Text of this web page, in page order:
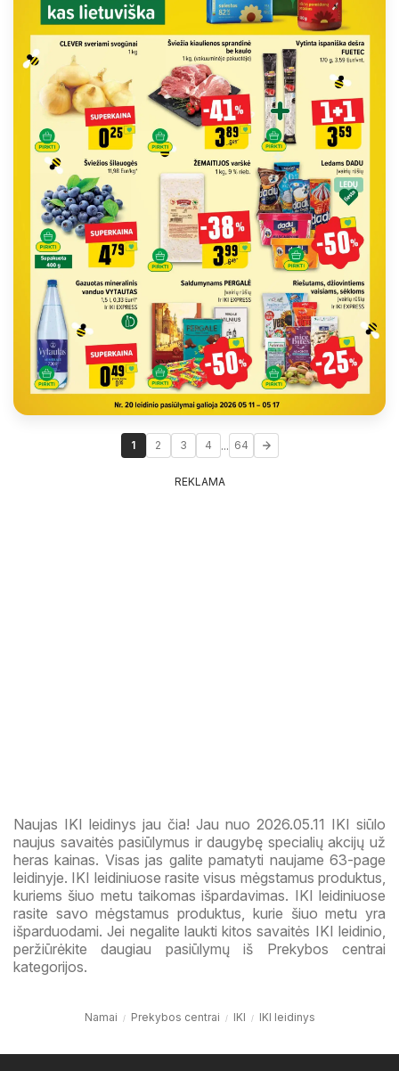
1 2 3 4 ... 64
REKLAMA
Naujas IKI leidinys jau čia! Jau nuo 2026.05.11 IKI siūlo
naujus savaitės pasiūlymus ir daugybę specialių akcijų už
heras kainas. Visas jas galite pamatyti naujame 63-page
leidinyje. IKI leidiniuose rasite visus mėgstamus produktus,
kuriems šiuo metu taikomas išpardavimas. IKI leidiniuose
rasite savo mėgstamus produktus, kurie šiuo metu yra
išparduodami. Jei negalite laukti kitos savaitės IKI leidinio,
peržiūrėkite daugiau pasiūlymų iš Prekybos centrai
kategorijos.
Namai Prekybos centrai IKI IKI leidinys